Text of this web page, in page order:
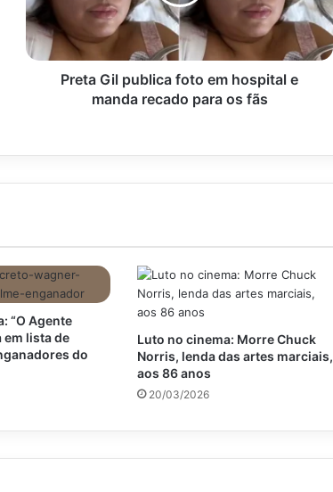
e
manda
recado
Preta Gil publica foto em hospital e
manda recado para os fãs
“O Agente
em lista de
do
Luto no cinema: Morre Chuck
Norris, lenda das artes marciais,
aos 86 anos
20/03/2026